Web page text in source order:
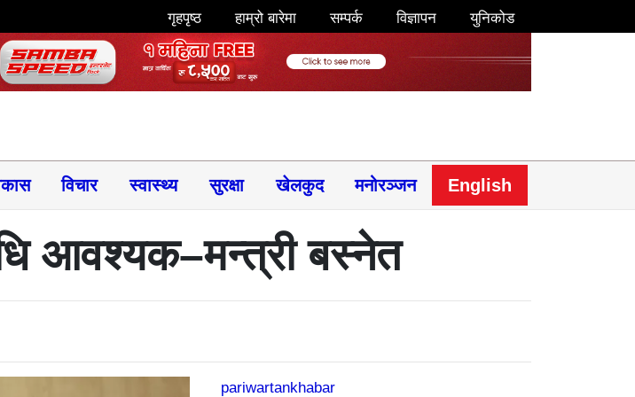
गृहपृष्ठ हाम्रो बारेमा सम्पर्क विज्ञापन युनिकोड
विचार स्वास्थ्य सुरक्षा खेलकुद मनोरञ्जन English
आवश्यक–मन्त्री बस्नेत
pariwartankhabar